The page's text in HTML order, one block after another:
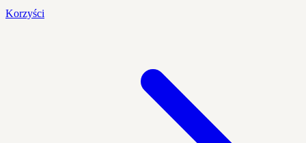
Korzyści